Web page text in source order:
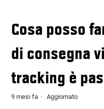
Cosa posso
di consegna
tracking è
9 mesi fa Aggiornato